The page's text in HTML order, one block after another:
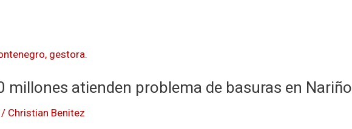
millones atienden problema de basuras en Nariño
/ Christian Benitez